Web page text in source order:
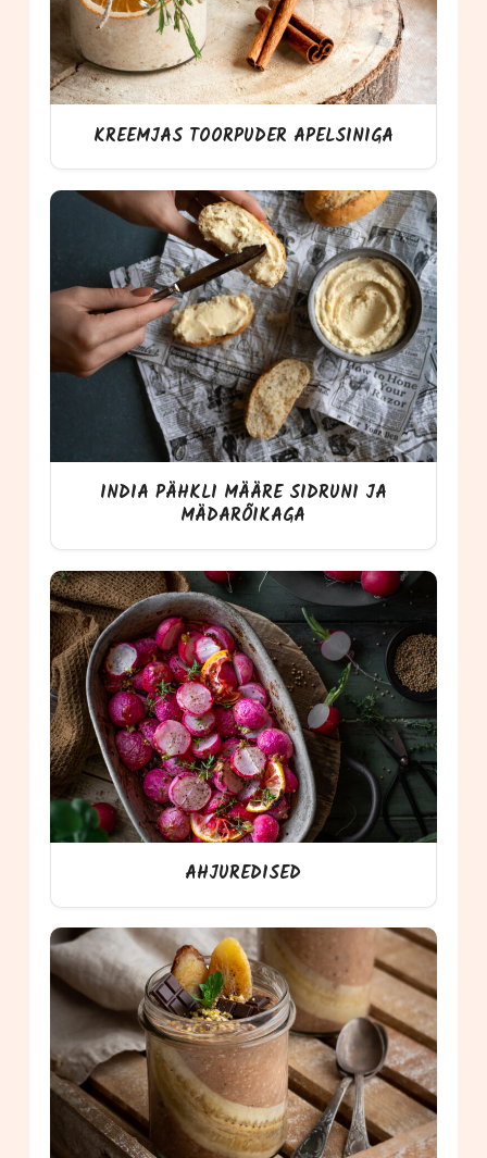
KREEMJAS TOORPUDER APELSINIGA
INDIA PÄHKLI MÄÄRE SIDRUNI JA
MÄDARÕIKAGA
AHJUREDISED